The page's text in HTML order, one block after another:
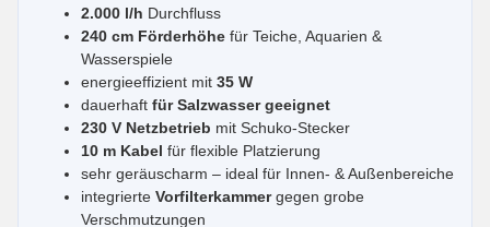
2.000 l/h Durchfluss
240 cm Förderhöhe für Teiche, Aquarien &
Wasserspiele
energieeffizient mit 35 W
dauerhaft für Salzwasser geeignet
230 V Netzbetrieb mit Schuko-Stecker
10 m Kabel für flexible Platzierung
sehr geräuscharm – ideal für Innen- & Außenbereiche
integrierte Vorfilterkammergegen grobe
Verschmutzungen